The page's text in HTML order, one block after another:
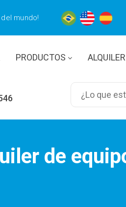
mundo!
PRODUCTOS
de